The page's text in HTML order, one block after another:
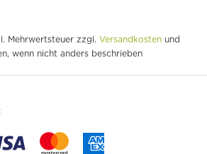
Mehrwertsteuer zzgl. Versandkosten und
wenn nicht anders beschrieben